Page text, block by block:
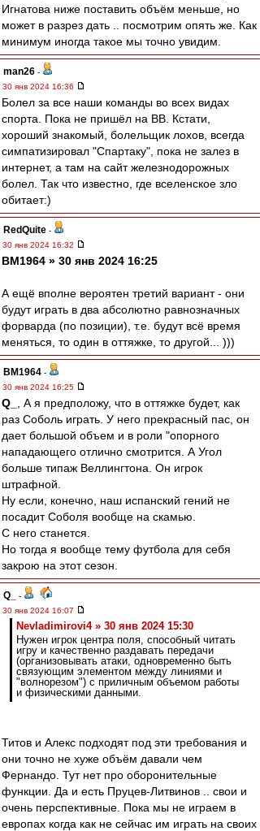
Игнатова ниже поставить объём меньше, но
может в разрез дать .. посмотрим опять же. Как
минимум иногда такое мы точно увидим.
man26 -
30 янв 2024 16:36
Болел за все наши команды во всех видах
спорта. Пока не пришёл на ВВ. Кстати,
хороший знакомый, болельщик лохов, всегда
симпатизировал "Спартаку", пока не залез в
интернет, а там на сайт железнодорожных
болел. Так что известно, где вселенское зло
обитает:)
RedQuite -
30 янв 2024 16:32
BM1964 » 30 янв 2024 16:25
А ещё вполне вероятен третий вариант - они
будут играть в два абсолютно равнозначных
форварда (по позиции), т.е. будут всё время
меняться, то один в оттяжке, то другой... )))
BM1964 -
30 янв 2024 16:25
Q_
, А я предположу, что в оттяжке будет, как
раз Соболь играть. У него прекрасный пас, он
дает большой объем и в роли "опорного
нападающего отлично смотрится. А Угол
больше типаж Веллингтона. Он игрок
штрафной.
Ну если, конечно, наш испанский гений не
посадит Соболя вообще на скамью.
С него станется.
Но тогда я вообще тему футбола для себя
закрою на этот сезон.
Q_
-
30 янв 2024 16:07
Nevladimirovi4 » 30 янв 2024 15:30
Нужен игрок центра поля, способный читать
игру и качественно раздавать передачи
(организовывать атаки, одновременно быть
связующим элементом между линиями и
"волнорезом") с приличным объемом работы
и физическими данными.
Титов и Алекс подходят под эти требования и
они точно не хуже объём давали чем
Фернандо. Тут нет про оборонительные
функции. Да и есть Пруцев-Литвинов .. свои и
очень перспективные. Пока мы не играем в
европах когда как не сейчас им играть на своих